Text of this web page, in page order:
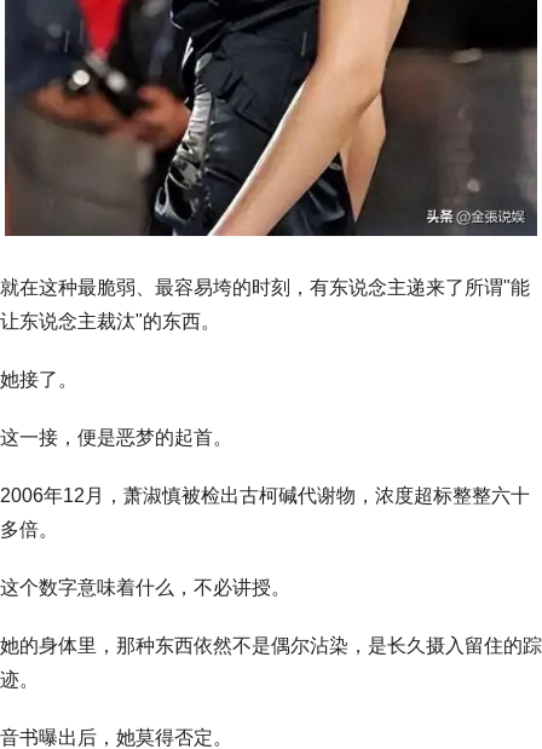
就在这种最脆弱、最容易垮的时刻，有东说念主递来了所谓"能
让东说念主裁汰"的东西。
她接了。
这一接，便是恶梦的起首。
2006年12月，萧淑慎被检出古柯碱代谢物，浓度超标整整六十
多倍。
这个数字意味着什么，不必讲授。
她的身体里，那种东西依然不是偶尔沾染，是长久摄入留住的踪
迹。
音书曝出后，她莫得否定。